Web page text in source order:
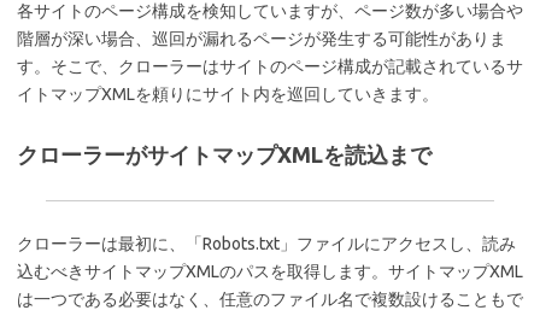
各サイトのページ構成を検知していますが、ページ数が多い場合や
階層が深い場合、巡回が漏れるページが発生する可能性がありま
す。そこで、クローラーはサイトのページ構成が記載されているサ
イトマップXMLを頼りにサイト内を巡回していきます。
クローラーがサイトマップXMLを読込まで
クローラーは最初に、「Robots.txt」ファイルにアクセスし、読み
込むべきサイトマップXMLのパスを取得します。サイトマップXML
は一つである必要はなく、任意のファイル名で複数設けることもで